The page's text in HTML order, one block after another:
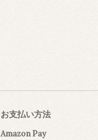
お支払い方法
Amazon Pay